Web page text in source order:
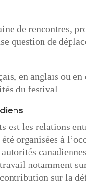
de rencontres,
question de
en anglais ou en
du festival.
est les relations
organisées à
notamment
sur la